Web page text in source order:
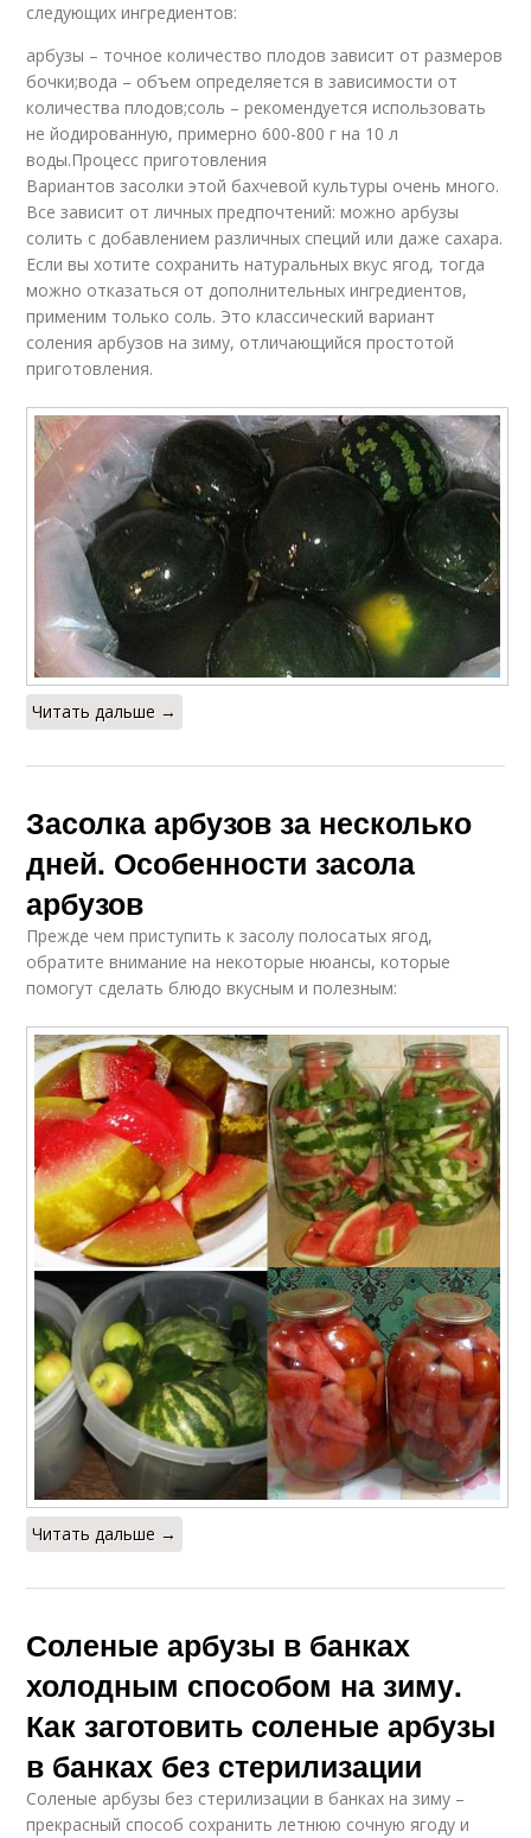
следующих ингредиентов:
арбузы – точное количество плодов зависит от размеров
бочки;вода – объем определяется в зависимости от
количества плодов;соль – рекомендуется использовать
не йодированную, примерно 600-800 г на 10 л
воды.Процесс приготовления
Вариантов засолки этой бахчевой культуры очень много.
Все зависит от личных предпочтений: можно арбузы
солить с добавлением различных специй или даже сахара.
Если вы хотите сохранить натуральных вкус ягод, тогда
можно отказаться от дополнительных ингредиентов,
применим только соль. Это классический вариант
соления арбузов на зиму, отличающийся простотой
приготовления.
Читать дальше →
Засолка арбузов за несколько
дней. Особенности засола
арбузов
Прежде чем приступить к засолу полосатых ягод,
обратите внимание на некоторые нюансы, которые
помогут сделать блюдо вкусным и полезным:
Читать дальше →
Соленые арбузы в банках
холодным способом на зиму.
Как заготовить соленые арбузы
в банках без стерилизации
Соленые арбузы без стерилизации в банках на зиму –
прекрасный способ сохранить летнюю сочную ягоду и